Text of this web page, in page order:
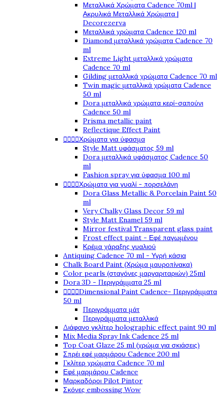
Μεταλλικά Χρώματα Cadence 70ml |
Ακρυλικά Μεταλλικά Χρώματα |
Decorezerva
Μεταλλικά χρώματα Cadence 120 ml
Diamond μεταλλικά χρώματα Cadence 70
ml
Extreme Light μεταλλικά χρώματα
Cadence 70 ml
Gilding μεταλλικά χρώματα Cadence 70 ml
Twin magic μεταλλικά χρώματα Cadence
50 ml
Dora μεταλλικά χρώματα κερί-σαπούνι
Cadence 50 ml
Prisma metallic paint
Reflectique Effect Paint
Χρώματα για ύφασμα
Style Matt υφάσματος 59 ml
Dora μεταλλικά υφάσματος Cadence 50
ml
Fashion spray για ύφασμα 100 ml
Χρώματα για γυαλί - πορσελάνη
Dora Glass Metallic & Porcelain Paint 50
ml
Very Chalky Glass Decor 59 ml
Style Matt Enamel 59 ml
Mirror festival Transparent glass paint
Frost effect paint - Εφέ παγωμένου
Κρέμα χάραξης γυαλιού
Antiquing Cadence 70 ml - Υγρή κάσια
Chalk Board Paint (Χρώμα μαυροπίνακα)
Color pearls (σταγόνες μαργαριταριών) 25ml
Dora 3D - Περιγράμματα 25 ml
Dimensional Paint Cadence- Περιγράμματα
50 ml
Περιγράμματα μάτ
Περιγράμματα μεταλλικά
Διάφανο γκλίτερ holographic effect paint 90 ml
Mix Media Spray Ink Cadence 25 ml
Top Coat Glaze 25 ml (χρώμα για σκιάσεις)
Σπρέι εφέ μαρμάρου Cadence 200 ml
Γκλίτερ χρώματα Cadence 70 ml
Εφέ μαρμάρου Cadence
Μαρκαδόροι Pilot Pintor
Σκόνες embossing Wow